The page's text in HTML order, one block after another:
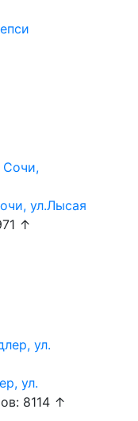
ул.Лысая
↑
ул.
8114 ↑